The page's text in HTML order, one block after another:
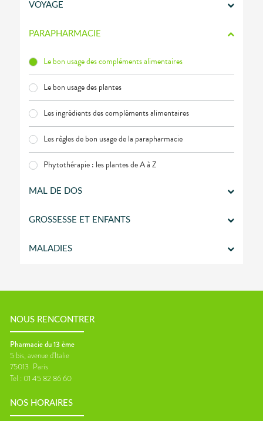
VOYAGE
PARAPHARMACIE
Le bon usage des compléments alimentaires
Le bon usage des plantes
Les ingrédients des compléments alimentaires
Les règles de bon usage de la parapharmacie
Phytothérapie : les plantes de A à Z
MAL DE DOS
GROSSESSE ET ENFANTS
MALADIES
NOUS RENCONTRER
Pharmacie du 13 ème
5 bis, avenue d'Italie
75013 Paris
Tel : 01 45 82 86 60
NOS HORAIRES